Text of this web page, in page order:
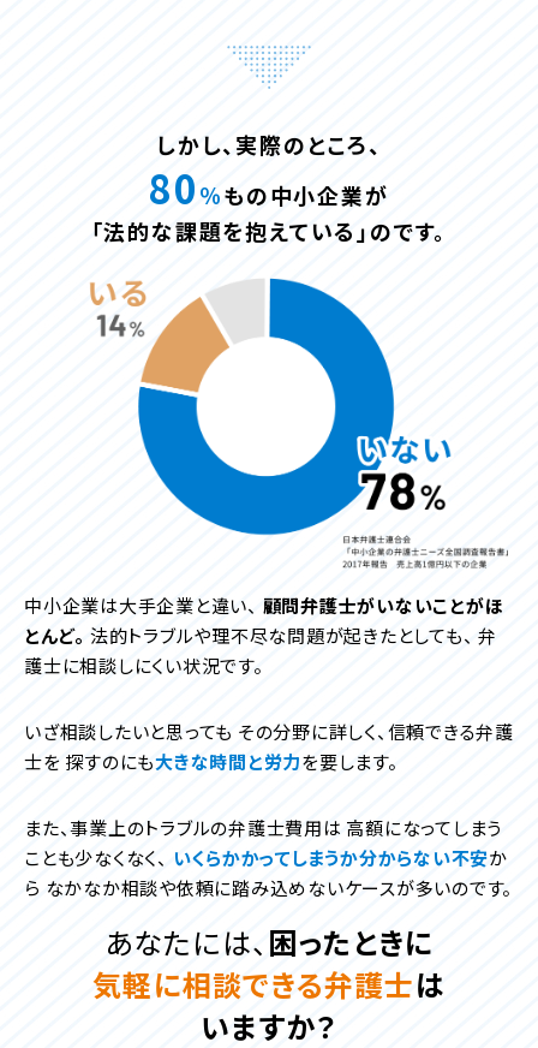
しかし、実際のところ、
80％もの中小企業が
「法的な課題を抱えている」のです。
中小企業は大手企業と違い、 顧問弁護士がいないことがほ
とんど。 法的トラブルや理不尽な問題が起きたとしても、 弁
護士に相談しにくい状況です。
いざ相談したいと思っても その分野に詳しく、信頼できる弁護
士を 探すのにも大きな時間と労力を要します。
また、事業上のトラブルの弁護士費用は 高額になってしまう
ことも少なくなく、 いくらかかってしまうか分からない不安か
ら なかなか相談や依頼に踏み込めないケースが多いのです。
あなたには、 困ったときに
気軽に相談できる弁護士は
いますか？